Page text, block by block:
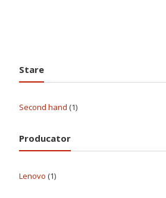
Stare
Second hand (1)
Producator
Lenovo (1)